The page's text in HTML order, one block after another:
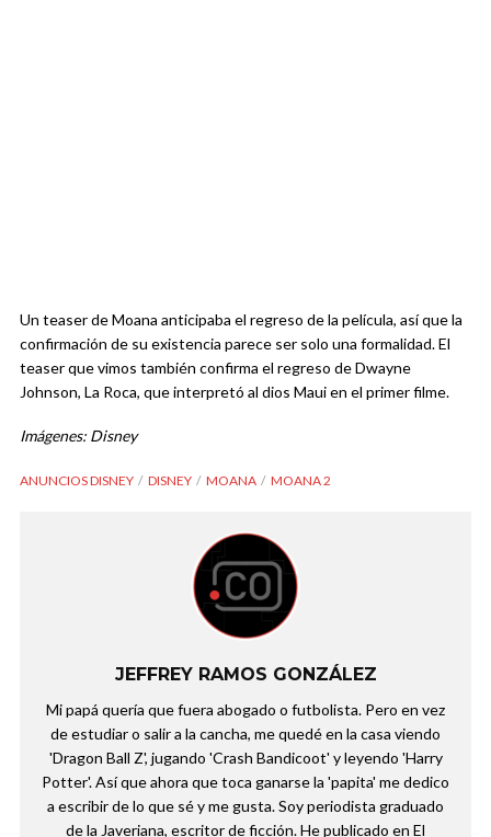
Un teaser de Moana anticipaba el regreso de la película, así que la
confirmación de su existencia parece ser solo una formalidad. El
teaser que vimos también confirma el regreso de Dwayne
Johnson, La Roca, que interpretó al dios Maui en el primer filme.
Imágenes: Disney
ANUNCIOS DISNEY DISNEY MOANA MOANA 2
JEFFREY RAMOS GONZÁLEZ
Mi papá quería que fuera abogado o futbolista. Pero en vez
de estudiar o salir a la cancha, me quedé en la casa viendo
'Dragon Ball Z', jugando 'Crash Bandicoot' y leyendo 'Harry
Potter'. Así que ahora que toca ganarse la 'papita' me dedico
a escribir de lo que sé y me gusta. Soy periodista graduado
de la Javeriana, escritor de ficción. He publicado en El